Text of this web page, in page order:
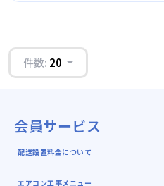
件数: 20
会員サービス
配送設置料金について
エアコン工事メニュー